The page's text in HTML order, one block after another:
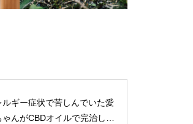
ルギー症状で苦しんでいた愛
ゃんがCBDオイルで完治した